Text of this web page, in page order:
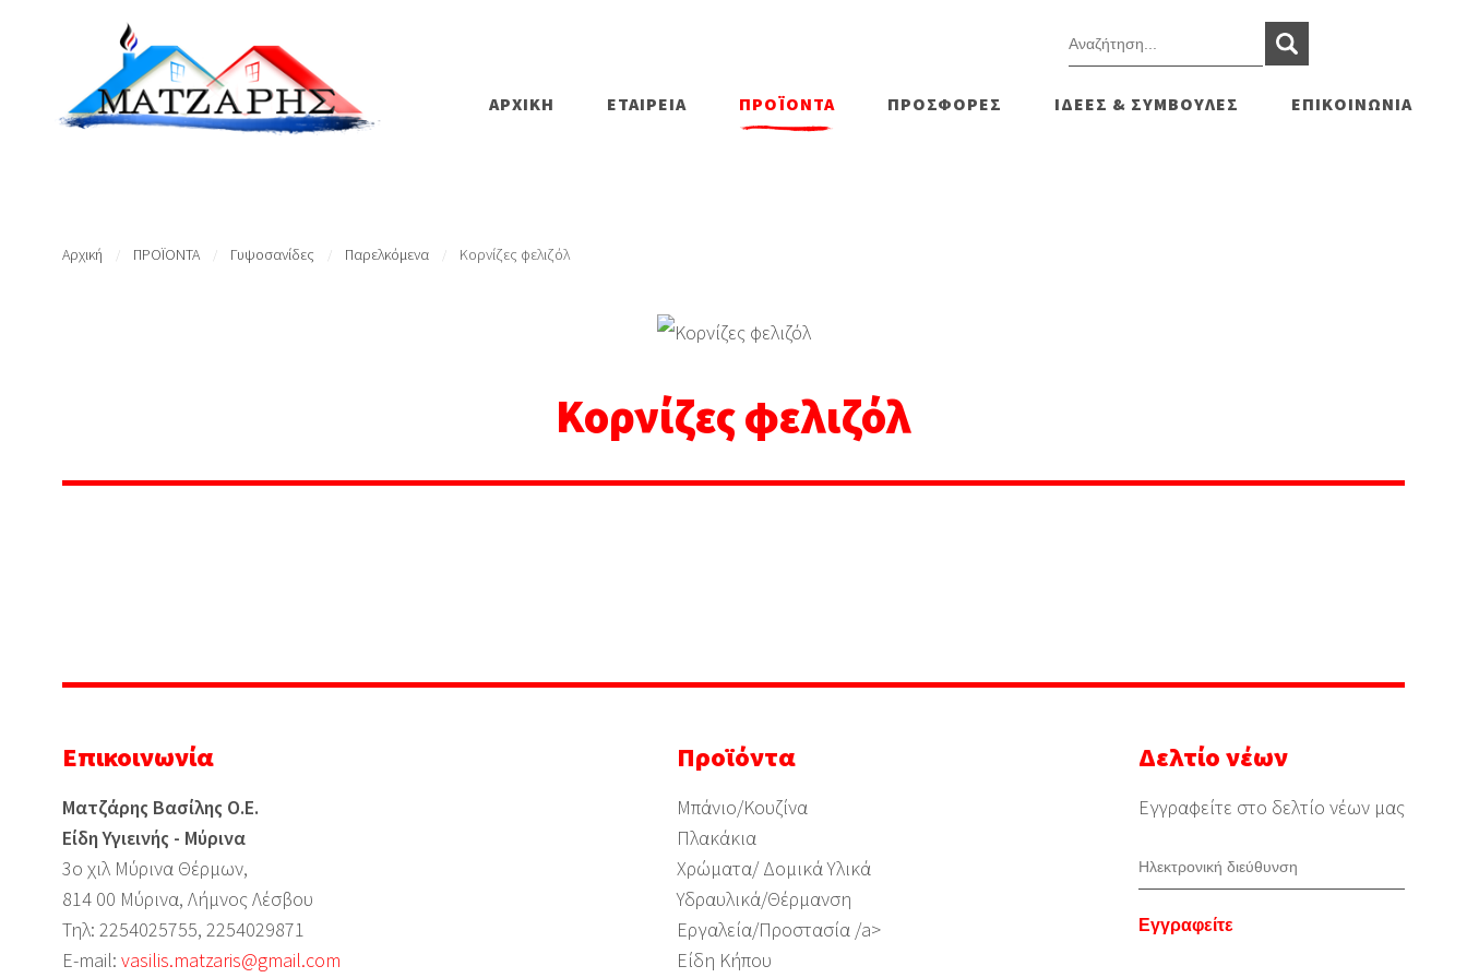
ΑΡΧΙΚΗ ΕΤΑΙΡΕΙΑ ΠΡΟΪΟΝΤΑ ΠΡΟΣΦΟΡΕΣ ΙΔΕΕΣ & ΣΥΜΒΟΥΛΕΣ ΕΠΙΚΟΙΝΩΝΙΑ
Αρχική ΠΡΟΪΟΝΤΑ Γυψοσανίδες Παρελκόμενα Κορνίζες φελιζόλ
Κορνίζες φελιζόλ
Επικοινωνία
Ματζάρης Βασίλης Ο.Ε.
Είδη Υγιεινής - Μύρινα
3ο χιλ Μύρινα Θέρμων,
814 00 Μύρινα, Λήμνος Λέσβου
Τηλ: 2254025755, 2254029871
Ε-mail: vasilis.matzaris@gmail.com
Προϊόντα
Μπάνιο/Κουζίνα
Πλακάκια
Χρώματα/ Δομικά Υλικά
Υδραυλικά/Θέρμανση
Εργαλεία/Προστασία /a>
Είδη Κήπου
Δελτίο νέων
Εγγραφείτε στο δελτίο νέων μας